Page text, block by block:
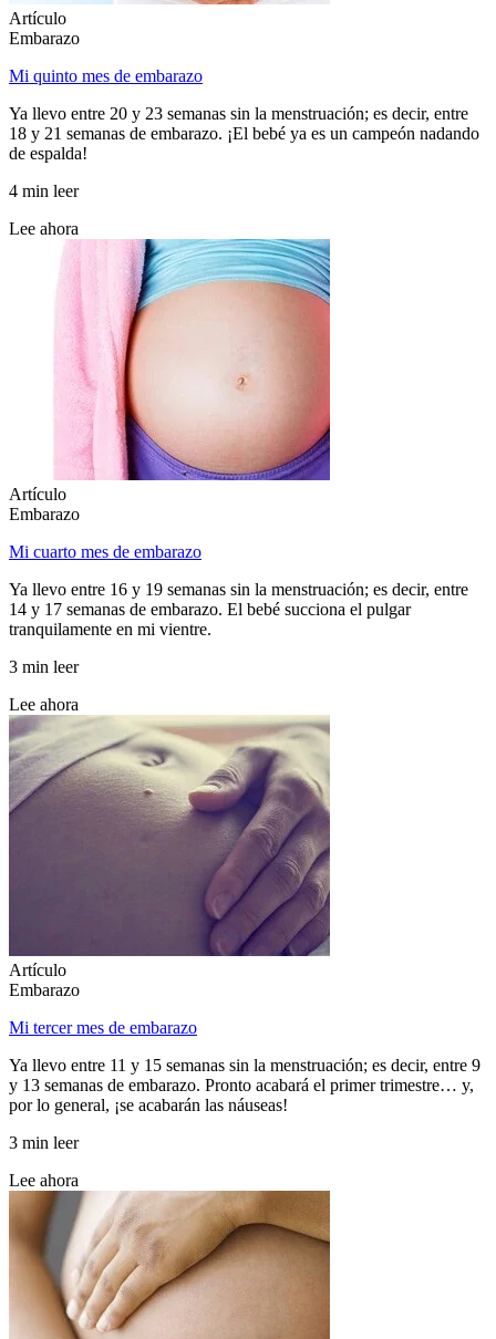
Artículo
Embarazo
Mi quinto mes de embarazo
Ya llevo entre 20 y 23 semanas sin la menstruación; es decir, entre
18 y 21 semanas de embarazo. ¡El bebé ya es un campeón nadando
de espalda!
4 min leer
Lee ahora
Artículo
Embarazo
Mi cuarto mes de embarazo
Ya llevo entre 16 y 19 semanas sin la menstruación; es decir, entre
14 y 17 semanas de embarazo. El bebé succiona el pulgar
tranquilamente en mi vientre.
3 min leer
Lee ahora
Artículo
Embarazo
Mi tercer mes de embarazo
Ya llevo entre 11 y 15 semanas sin la menstruación; es decir, entre 9
y 13 semanas de embarazo. Pronto acabará el primer trimestre… y,
por lo general, ¡se acabarán las náuseas!
3 min leer
Lee ahora